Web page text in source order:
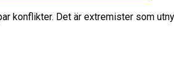
konflikter. Det är extremister som